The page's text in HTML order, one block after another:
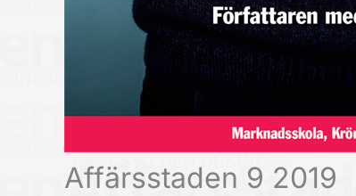
Affärsstaden 9 2019